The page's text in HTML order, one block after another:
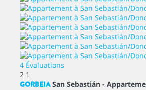
4 Évaluations
2 1
GORBEIA San Sebastián -